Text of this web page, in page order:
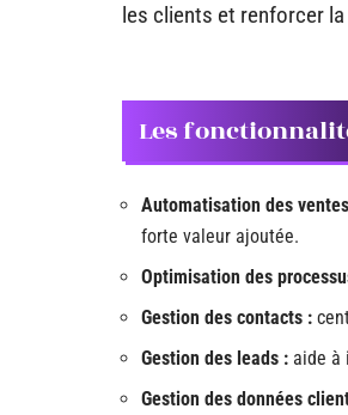
les clients et renforcer
Les
Automatisation des
forte valeur ajoutée.
Optimisation des
Gestion des contacts :
Gestion des leads : aide à
Gestion des données